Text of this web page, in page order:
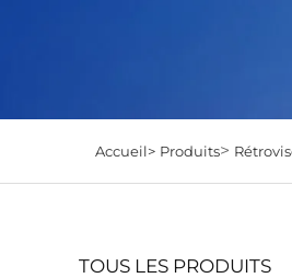
Accueil> Produits>
TOUS LES PRODUITS